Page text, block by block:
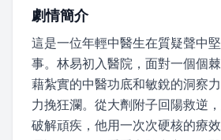
劇情簡介
這是一位年輕中醫生在質疑聲中
事。林易初入醫院，面對一個個
藉紮實的中醫功底和敏銳的洞察
力挽狂瀾。從大劑附子回陽救逆
破解頑疾，他用一次次硬核的療